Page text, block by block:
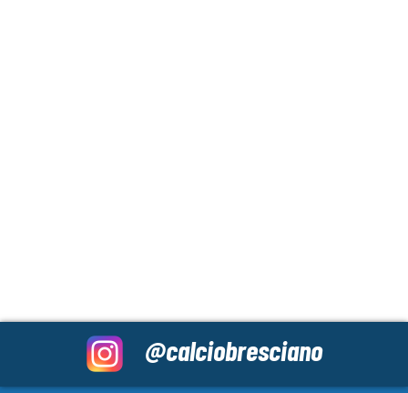
@calciobresciano